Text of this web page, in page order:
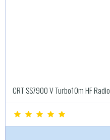
CRT SS7900 V Turbo10m HF Radio